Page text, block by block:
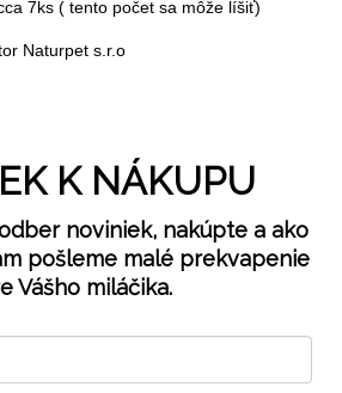
7ks ( tento počet sa môže líšiť)
Naturpet s.r.o
K NÁKUPU
noviniek, nakúpte a ako
pošleme malé prekvapenie
Vášho miláčika.